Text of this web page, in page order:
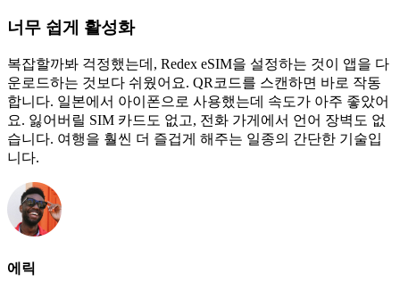
너무 쉽게 활성화
복잡할까봐 걱정했는데, Redex eSIM을 설정하는 것이 앱을 다
운로드하는 것보다 쉬웠어요. QR코드를 스캔하면 바로 작동
합니다. 일본에서 아이폰으로 사용했는데 속도가 아주 좋았어
요. 잃어버릴 SIM 카드도 없고, 전화 가게에서 언어 장벽도 없
습니다. 여행을 훨씬 더 즐겁게 해주는 일종의 간단한 기술입
니다.
에릭